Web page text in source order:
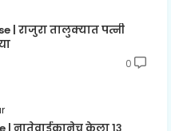
| राजुरा तालुक्यात पत्नी
0